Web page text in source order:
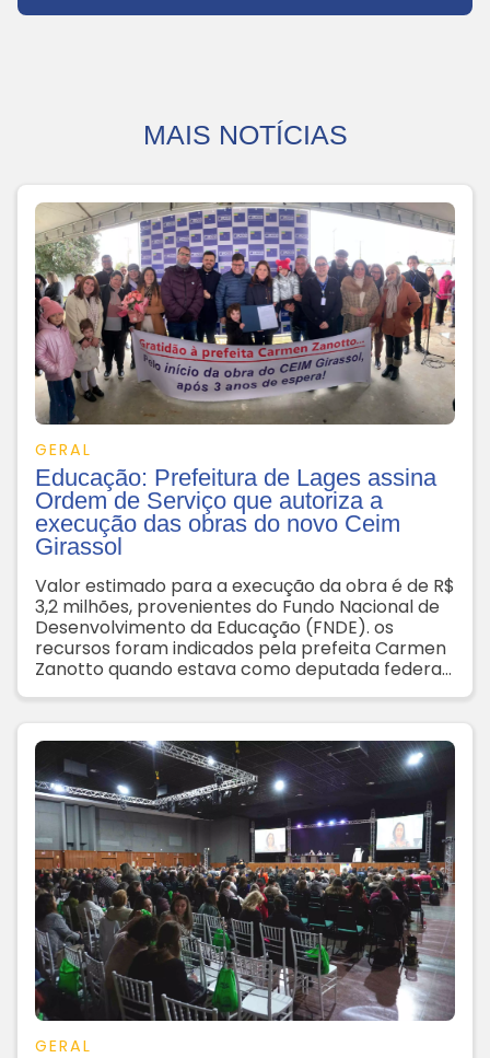
MAIS NOTÍCIAS
GERAL
Educação: Prefeitura de Lages assina
Ordem de Serviço que autoriza a
execução das obras do novo Ceim
Girassol
Valor estimado para a execução da obra é de R$
3,2 milhões, provenientes do Fundo Nacional de
Desenvolvimento da Educação (FNDE). os
recursos foram indicados pela prefeita Carmen
Zanotto quando estava como deputada federal.
GERAL